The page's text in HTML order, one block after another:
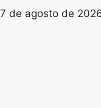
7 de agosto de